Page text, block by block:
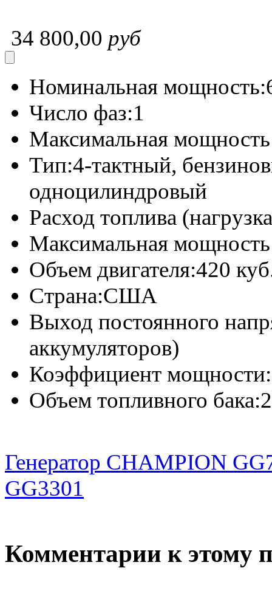
34 800,00 руб
Номинальная мощность:
Число фаз:1
Максимальная мощность
Тип:4-тактный,
одноцилиндровый
Расход топлива
Максимальная
Объем двигателя:420
Страна:США
Выход постоянного
аккумуляторов)
Коэффициент мощности:
Объем топливного бака:
Генератор CHAMPION
GG3301
Комментарии к этому